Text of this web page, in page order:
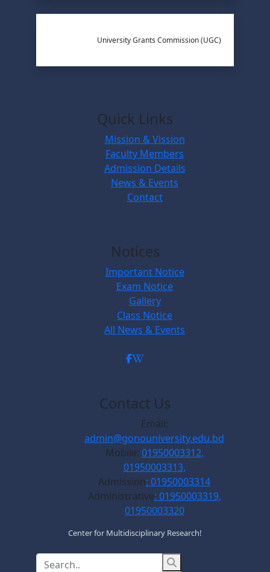
University Grants Commission (UGC)
Quick Links
Mission & Vission
Faculty Members
Admission Details
News & Events
Contact
Notices
Important Notice
Exam Notice
Gallery
Class Notice
All News & Events
Contact Us
Email:
admin@gonouniversity.edu.bd
Mobile: 01950003312,
01950003313,
Admission: 01950003314
Administrative: 01950003319,
01950003320
Center for Multidisciplinary Research!